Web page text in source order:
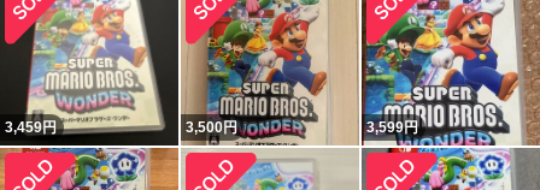
3,459円 3,500円 3,599円